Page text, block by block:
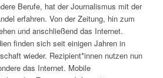
Berufe, hat der Journalismus mit der
erfahren. Von der Zeitung, hin zum
und anschließend das Internet.
finden sich seit einigen Jahren in
wieder. Rezipient*innen nutzen nun
das Internet. Mobile